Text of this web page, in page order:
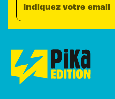
Indiquez votre email